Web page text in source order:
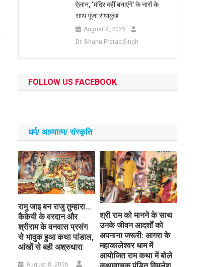
ऐलान, ‘मंदिर वहीं बनाएंगे’ के नारों के
साथ गूंजा राधाकुंड
August 9, 2026
Dr. Bhanu Pratap Singh
FOLLOW US FACEBOOK
धर्म/ आध्‍यात्‍म/ संस्‍कृति
रामु जाइ बन राजु तुम्हारा…
कैकेयी के वरदान और
श्रीराम के वनवास प्रसंग
से भावुक हुआ कथा पांडाल,
आंखों से बही अश्रुधारा
August 8, 2026
​श्री राम को मानने के साथ
उनके जीवन आदर्शों को
अपनाना जरूरी: आगरा के
महाकालेश्वर धाम में
आयोजित राम कथा में बोले